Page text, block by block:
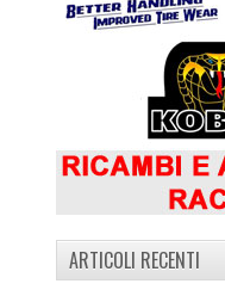
ARTICOLI RECENTI